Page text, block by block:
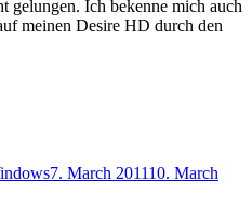
gelungen. Ich bekenne mich auch
meinen Desire HD durch den
7. March 201110. March